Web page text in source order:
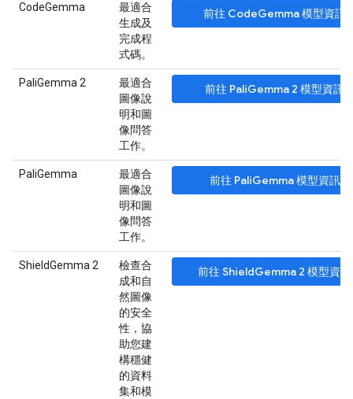
CodeGemma
最適合
生成及
完成程
式碼。
前往 CodeGemma 模型資訊
PaliGemma 2
最適合
圖像說
明和圖
像問答
工作。
前往 PaliGemma 2 模型資訊
PaliGemma
最適合
圖像說
明和圖
像問答
工作。
前往 PaliGemma 模型資訊卡
ShieldGemma 2
檢查合
成和自
然圖像
的安全
性，協
助您建
構穩健
的資料
集和模
前往 ShieldGemma 2 模型資